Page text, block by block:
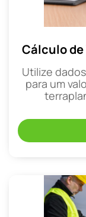
Cálculo
Utilize
para um